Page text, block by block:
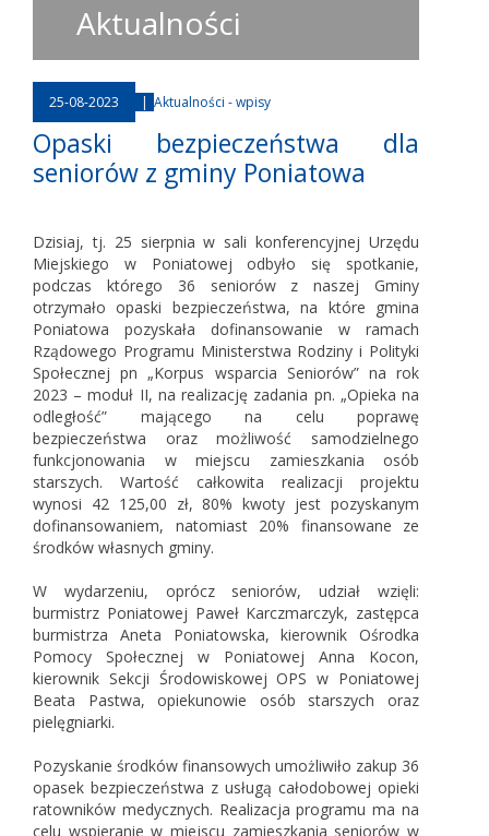
Aktualności
25-08-2023 | Aktualności - wpisy
Opaski bezpieczeństwa dla
seniorów z gminy Poniatowa
Dzisiaj, tj. 25 sierpnia w sali konferencyjnej Urzędu
Miejskiego w Poniatowej odbyło się spotkanie,
podczas którego 36 seniorów z naszej Gminy
otrzymało opaski bezpieczeństwa, na które gmina
Poniatowa pozyskała dofinansowanie w ramach
Rządowego Programu Ministerstwa Rodziny i Polityki
Społecznej pn „Korpus wsparcia Seniorów” na rok
2023 – moduł II, na realizację zadania pn. „Opieka na
odległość” mającego na celu poprawę
bezpieczeństwa oraz możliwość samodzielnego
funkcjonowania w miejscu zamieszkania osób
starszych. Wartość całkowita realizacji projektu
wynosi 42 125,00 zł, 80% kwoty jest pozyskanym
dofinansowaniem, natomiast 20% finansowane ze
środków własnych gminy.
W wydarzeniu, oprócz seniorów, udział wzięli:
burmistrz Poniatowej Paweł Karczmarczyk, zastępca
burmistrza Aneta Poniatowska, kierownik Ośrodka
Pomocy Społecznej w Poniatowej Anna Kocon,
kierownik Sekcji Środowiskowej OPS w Poniatowej
Beata Pastwa, opiekunowie osób starszych oraz
pielęgniarki.
Pozyskanie środków finansowych umożliwiło zakup 36
opasek bezpieczeństwa z usługą całodobowej opieki
ratowników medycznych. Realizacja programu ma na
celu wspieranie w miejscu zamieszkania seniorów w